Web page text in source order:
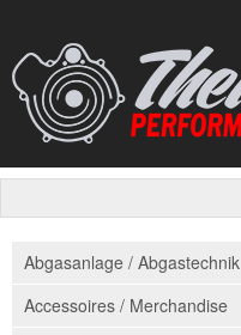
Abgasanlage / Abgastechnik
Accessoires / Merchandise